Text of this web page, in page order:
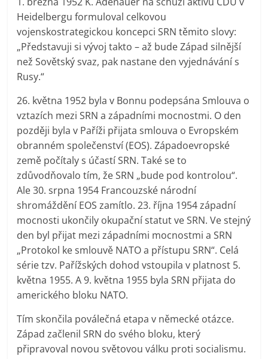
Heidelbergu formuloval celkovou
vojenskostrategickou koncepci SRN těmito slovy:
„Představuji si vývoj takto – až bude Západ silnější
než Sovětský svaz, pak nastane den vyjednávání s
Rusy.“
26. května 1952 byla v Bonnu podepsána Smlouva o
vztazích mezi SRN a západními mocnostmi. O den
později byla v Paříži přijata smlouva o Evropském
obranném společenství (EOS). Západoevropské
země počítaly s účastí SRN. Také se to
zdůvodňovalo tím, že SRN „bude pod kontrolou“.
Ale 30. srpna 1954 Francouzské národní
shromáždění EOS zamítlo. 23. října 1954 západní
mocnosti ukončily okupační statut ve SRN. Ve stejný
den byl přijat mezi západními mocnostmi a SRN
„Protokol ke smlouvě NATO a přístupu SRN“. Celá
série tzv. Pařížských dohod vstoupila v platnost 5.
května 1955. A 9. května 1955 byla SRN přijata do
amerického bloku NATO.
Tím skončila poválečná etapa v německé otázce.
Západ začlenil SRN do svého bloku, který
připravoval novou světovou válku proti socialismu.